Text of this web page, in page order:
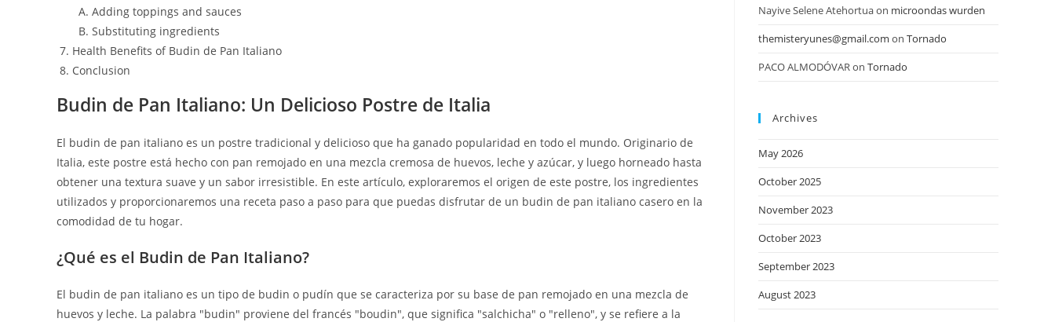
Adding toppings and sauces
Substituting ingredients
Health Benefits of Budin de Pan Italiano
Conclusion
Budin de Pan Italiano: Un Delicioso Postre de Italia
El budin de pan italiano es un postre tradicional y delicioso que ha ganado popularidad en todo el mundo. Originario de
Italia, este postre está hecho con pan remojado en una mezcla cremosa de huevos, leche y azúcar, y luego horneado hasta
obtener una textura suave y un sabor irresistible. En este artículo, exploraremos el origen de este postre, los ingredientes
utilizados y proporcionaremos una receta paso a paso para que puedas disfrutar de un budin de pan italiano casero en la
comodidad de tu hogar.
¿Qué es el Budin de Pan Italiano?
El budin de pan italiano es un tipo de budin o pudín que se caracteriza por su base de pan remojado en una mezcla de
huevos y leche. La palabra "budin" proviene del francés "boudin", que significa "salchicha" o "relleno", y se refiere a la
Nayive Selene Atehortuaon microondas wurden
themisteryunes@gmail.com on Tornado
PACO ALMODÓVARon Tornado
Archives
May 2026
October 2025
November 2023
October 2023
September 2023
August 2023